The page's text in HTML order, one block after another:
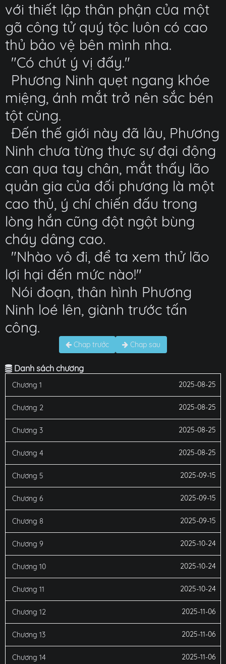
với thiết lập thân phận của một
gã công tử quý tộc luôn có cao
thủ bảo vệ bên mình nha.
"Có chút ý vị đấy."
Phương Ninh quẹt ngang khóe
miệng, ánh mắt trở nên sắc bén
tột cùng.
Đến thế giới này đã lâu, Phương
Ninh chưa từng thực sự đại động
can qua tay chân, mắt thấy lão
quản gia của đối phương là một
cao thủ, ý chí chiến đấu trong
lòng hắn cũng đột ngột bùng
cháy dâng cao.
"Nhào vô đi, để ta xem thử lão
lợi hại đến mức nào!"
Nói đoạn, thân hình Phương
Ninh loé lên, giành trước tấn
công.
Chap trước Chap sau
Danh sách chương
Chương 1 2025-08-25
Chương 2 2025-08-25
Chương 3 2025-08-25
Chương 4 2025-08-25
Chương 5 2025-09-15
Chương 6 2025-09-15
Chương 8 2025-09-15
Chương 9 2025-10-24
Chương 10 2025-10-24
Chương 11 2025-10-24
Chương 12 2025-11-06
Chương 13 2025-11-06
Chương 14 2025-11-06